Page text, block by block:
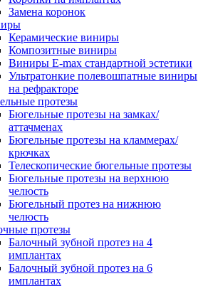
Замена коронок
Керамические виниры
Композитные виниры
Виниры E-max стандартной эстетики
Ультратонкие полевошпатные виниры
на рефракторе
протезы
Бюгельные протезы на замках/
аттачменах
Бюгельные протезы на кламмерах/
крючках
Телескопические бюгельные протезы
Бюгельные протезы на верхнюю
челюсть
Бюгельный протез на нижнюю
челюсть
протезы
Балочный зубной протез на 4
имплантах
Балочный зубной протез на 6
имплантах